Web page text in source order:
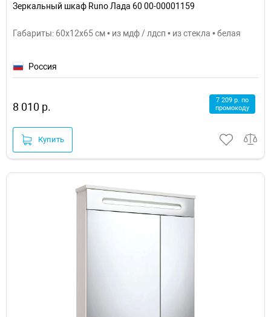
Зеркальный шкаф Runo Лада 60 00-00001159
Габариты: 60x12x65 см • из мдф / лдсп • из стекла • белая
Россия
8 010 р.
7 209 р. по
промокоду
Купить